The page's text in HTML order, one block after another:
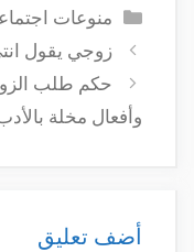
التصنيفات
منوعات
زوجي يقول
حكم طلب
وأفعال مخلة
أضف تعليق